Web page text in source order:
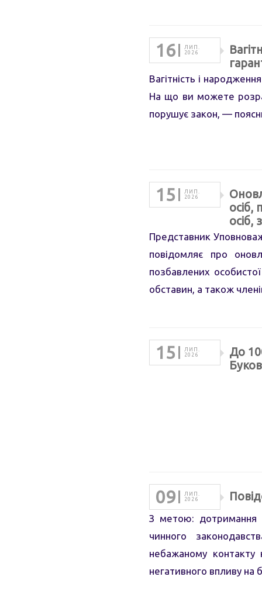
16
ЛИП.
2026
Вагітність і
На що ви можете
порушує закон, —
15
ЛИП.
2026
осіб,
осіб,
Представник
повідомляє про
позбавлених
обставин, а також
15
ЛИП.
2026
До
09
ЛИП.
2026
З метою: дотримання
чинного
небажаному контакту
негативного впливу на